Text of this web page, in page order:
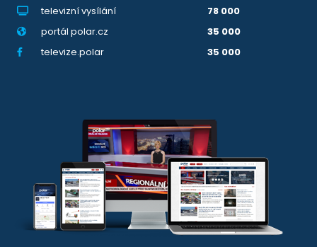
televizní vysílání
78 000
portál polar.cz
35 000
televize.polar
35 000